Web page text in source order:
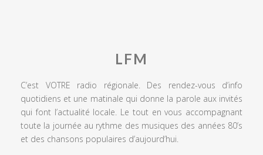
LFM
C’est VOTRE radio régionale. Des rendez-vous d’info
quotidiens et une matinale qui donne la parole aux invités
qui font l’actualité locale. Le tout en vous accompagnant
toute la journée au rythme des musiques des années 80’s
et des chansons populaires d’aujourd’hui.